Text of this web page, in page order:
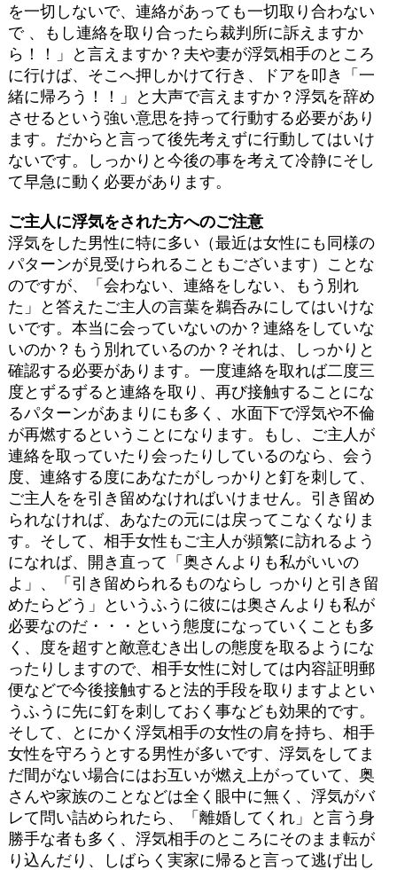
を一切しないで、連絡があっても一切取り合わない
で 、もし連絡を取り合ったら裁判所に訴えますか
ら！！」と言えますか？夫や妻が浮気相手のところ
に行けば、そこへ押しかけて行き、ドアを叩き「一
緒に帰ろう！！」と大声で言えますか？浮気を辞め
させるという強い意思を持って行動する必要があり
ます。だからと言って後先考えずに行動してはいけ
ないです。しっかりと今後の事を考えて冷静にそし
て早急に動く必要があります。
ご主人に浮気をされた方へのご注意
浮気をした男性に特に多い（最近は女性にも同様の
パターンが見受けられることもございます）ことな
のですが、「会わない、連絡をしない、もう別れ
た」と答えたご主人の言葉を鵜呑みにしてはいけな
いです。本当に会っていないのか？連絡をしていな
いのか？もう別れているのか？それは、しっかりと
確認する必要があります。一度連絡を取れば二度三
度とずるずると連絡を取り、再び接触することにな
るパターンがあまりにも多く、水面下で浮気や不倫
が再燃するということになります。もし、ご主人が
連絡を取っていたり会ったりしているのなら、会う
度、連絡する度にあなたがしっかりと釘を刺して、
ご主人をを引き留めなければいけません。引き留め
られなければ、あなたの元には戻ってこなくなりま
す。そして、相手女性もご主人が頻繁に訪れるよう
になれば、開き直って「奥さんよりも私がいいの
よ」、「引き留められるものならし っかりと引き留
めたらどう」というふうに彼には奥さんよりも私が
必要なのだ・・・という態度になっていくことも多
く、度を超すと敵意むき出しの態度を取るようにな
ったりしますので、相手女性に対しては内容証明郵
便などで今後接触すると法的手段を取りますよとい
うふうに先に釘を刺しておく事なども効果的です。
そして、とにかく浮気相手の女性の肩を持ち、相手
女性を守ろうとする男性が多いです、浮気をしてま
だ間がない場合にはお互いが燃え上がっていて、奥
さんや家族のことなどは全く眼中に無く、浮気がバ
レて問い詰められたら、「離婚してくれ」と言う身
勝手な者も多く、浮気相手のところにそのまま転が
り込んだり、しばらく実家に帰ると言って逃げ出し